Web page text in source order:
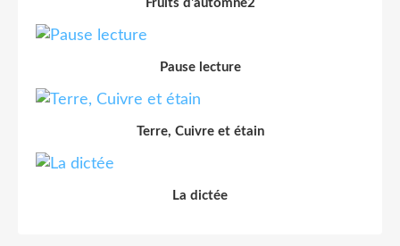
Fruits d'automne2
Pause lecture
Terre, Cuivre et étain
La dictée